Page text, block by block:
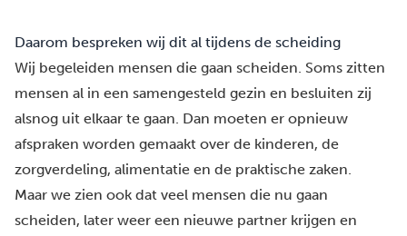
Daarom bespreken wij dit al tijdens de scheiding
Wij begeleiden mensen die gaan scheiden. Soms zitten
mensen al in een samengesteld gezin en besluiten zij
alsnog uit elkaar te gaan. Dan moeten er opnieuw
afspraken worden gemaakt over de kinderen, de
zorgverdeling, alimentatie en de praktische zaken.
Maar we zien ook dat veel mensen die nu gaan
scheiden, later weer een nieuwe partner krijgen en